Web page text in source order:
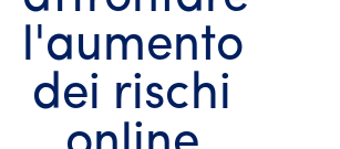
l'aumento
dei rischi